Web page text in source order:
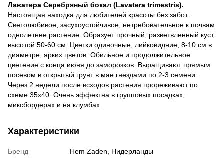
Лаватера Серебряный бокал (Lavatera trimestris).
Настоящая находка для любителей красоты без забот.
Светолюбивое, засухоустойчивое, нетребовательное к почвам
однолетнее растение. Образует прочный, разветвленный куст,
высотой 50-60 см. Цветки одиночные, лийковидние, 8-10 см в
диаметре, ярких цветов. Обильное и продолжительное
цветение с конца июня до заморозков. Выращивают прямым
посевом в открытый грунт в мае гнездами по 2-3 семени.
Через 2 недели после всходов растения прореживают по
схеме 35x40. Очень эффектна в групповых посадках,
миксбордерах и на клумбах.
Характеристики
Бренд
Hem Zaden, Нидерланды